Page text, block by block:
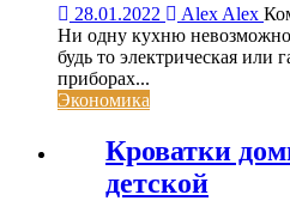
28.01.2022 Alex Alex
Ни одну кухню невозможно
будь то электрическая или
приборах...
Экономика
Кроватки
детской